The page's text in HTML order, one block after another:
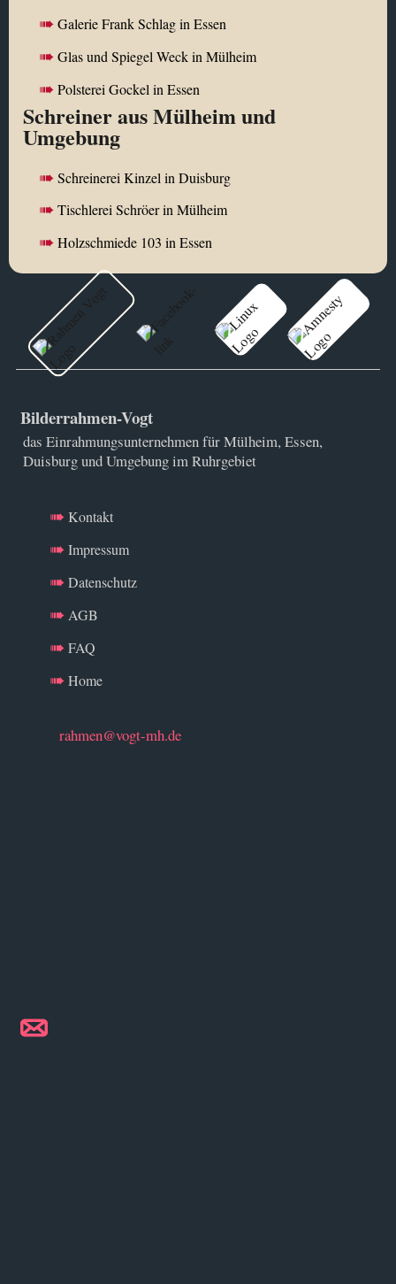
Galerie Frank Schlag in Essen
Glas und Spiegel Weck in Mülheim
Polsterei Gockel in Essen
Schreiner aus Mülheim und
Umgebung
Schreinerei Kinzel in Duisburg
Tischlerei Schröer in Mülheim
Holzschmiede 103 in Essen
Bilderrahmen-Vogt
das Einrahmungsunternehmen für Mülheim, Essen,
Duisburg und Umgebung im Ruhrgebiet
Kontakt
Impressum
Datenschutz
AGB
FAQ
Home
rahmen@vogt-mh.de